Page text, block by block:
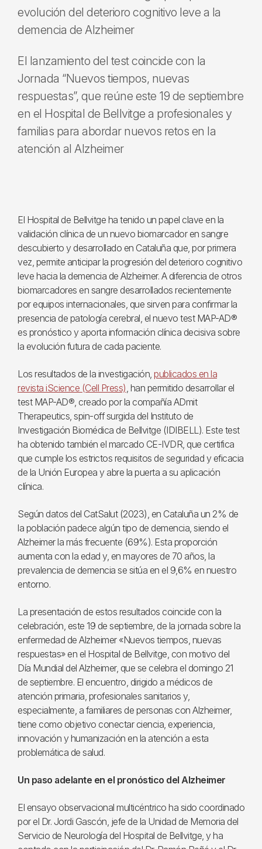
evolución del deterioro cognitivo leve a la
demencia de Alzheimer
El lanzamiento del test coincide con la
Jornada “Nuevos tiempos, nuevas
respuestas”, que reúne este 19 de septiembre
en el Hospital de Bellvitge a profesionales y
familias para abordar nuevos retos en la
atención al Alzheimer
El Hospital de Bellvitge ha tenido un papel clave en la
validación clínica de un nuevo biomarcador en sangre
descubierto y desarrollado en Cataluña que, por primera
vez, permite anticipar la progresión del deterioro cognitivo
leve hacia la demencia de Alzheimer. A diferencia de otros
biomarcadores en sangre desarrollados recientemente
por equipos internacionales, que sirven para confirmar la
presencia de patología cerebral, el nuevo test MAP-AD®
es pronóstico y aporta información clínica decisiva sobre
la evolución futura de cada paciente.
Los resultados de la investigación, publicados en la
revista iScience (Cell Press), han permitido desarrollar el
test MAP-AD®, creado por la compañía ADmit
Therapeutics, spin-off surgida del Instituto de
Investigación Biomédica de Bellvitge (IDIBELL). Este test
ha obtenido también el marcado CE-IVDR, que certifica
que cumple los estrictos requisitos de seguridad y eficacia
de la Unión Europea y abre la puerta a su aplicación
clínica.
Según datos del CatSalut (2023), en Cataluña un 2% de
la población padece algún tipo de demencia, siendo el
Alzheimer la más frecuente (69%). Esta proporción
aumenta con la edad y, en mayores de 70 años, la
prevalencia de demencia se sitúa en el 9,6% en nuestro
entorno.
La presentación de estos resultados coincide con la
celebración, este 19 de septiembre, de la jornada sobre la
enfermedad de Alzheimer «Nuevos tiempos, nuevas
respuestas» en el Hospital de Bellvitge, con motivo del
Día Mundial del Alzheimer, que se celebra el domingo 21
de septiembre. El encuentro, dirigido a médicos de
atención primaria, profesionales sanitarios y,
especialmente, a familiares de personas con Alzheimer,
tiene como objetivo conectar ciencia, experiencia,
innovación y humanización en la atención a esta
problemática de salud.
Un paso adelante en el pronóstico del Alzheimer
El ensayo observacional multicéntrico ha sido coordinado
por el Dr. Jordi Gascón, jefe de la Unidad de Memoria del
Servicio de Neurología del Hospital de Bellvitge, y ha